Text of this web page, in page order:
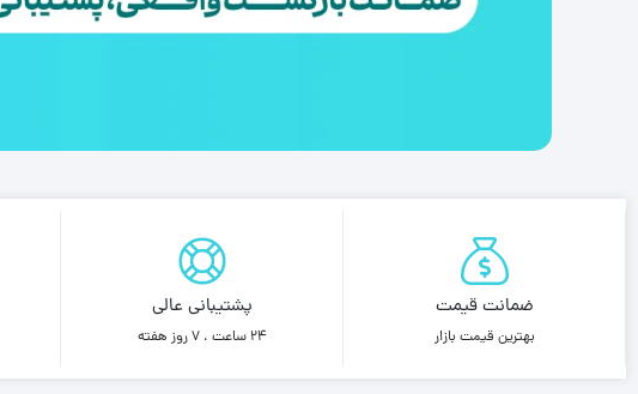
ضمانت قیمت
بهترین قیمت بازار
پشتیبانی عالی
24 ساعت ، 7 روز هفته